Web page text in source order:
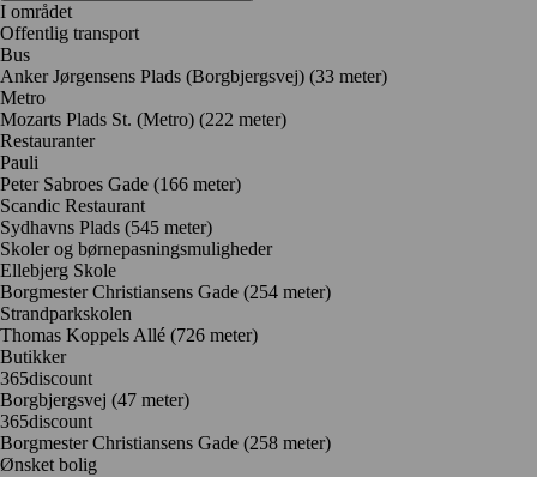
I området
Offentlig transport
Bus
Anker Jørgensens Plads (Borgbjergsvej) (33 meter)
Metro
Mozarts Plads St. (Metro) (222 meter)
Restauranter
Pauli
Peter Sabroes Gade (166 meter)
Scandic Restaurant
Sydhavns Plads (545 meter)
Skoler og børnepasningsmuligheder
Ellebjerg Skole
Borgmester Christiansens Gade (254 meter)
Strandparkskolen
Thomas Koppels Allé (726 meter)
Butikker
365discount
Borgbjergsvej (47 meter)
365discount
Borgmester Christiansens Gade (258 meter)
Ønsket bolig